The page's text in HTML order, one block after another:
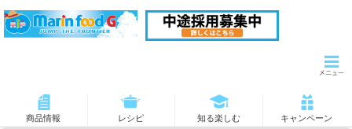
商品情報 レシピ 知る楽しむ キャンペーン